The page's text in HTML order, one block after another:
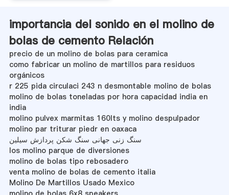
importancia del sonido en el molino de
bolas de cemento Relación
precio de un molino de bolas para ceramica
como fabricar un molino de martillos para residuos
orgánicos
r 225 pida circulaci 243 n desmontable molino de bolas
molino de bolas toneladas por hora capacidad india en
india
molino pulvex marmitas 160lts y molino despulpador
molino par triturar piedr en oaxaca
سنگ زنی جهانی سنگ شکن پردازش سیلین
los molino parque de diversiones
molino de bolas tipo rebosadero
venta molino de bolas de cemento italia
Molino De Martillos Usado Mexico